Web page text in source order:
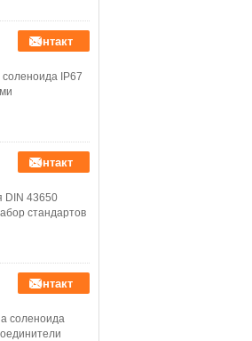
контакт
IP67
контакт
DIN 43650
стандартов
контакт
соленоида